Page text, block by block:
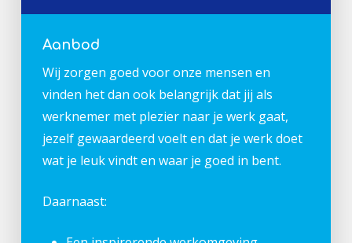
Aanbod
Wij zorgen goed voor onze mensen en
vinden het dan ook belangrijk dat jij als
werknemer met plezier naar je werk gaat,
jezelf gewaardeerd voelt en dat je werk doet
wat je leuk vindt en waar je goed in bent.
Daarnaast: